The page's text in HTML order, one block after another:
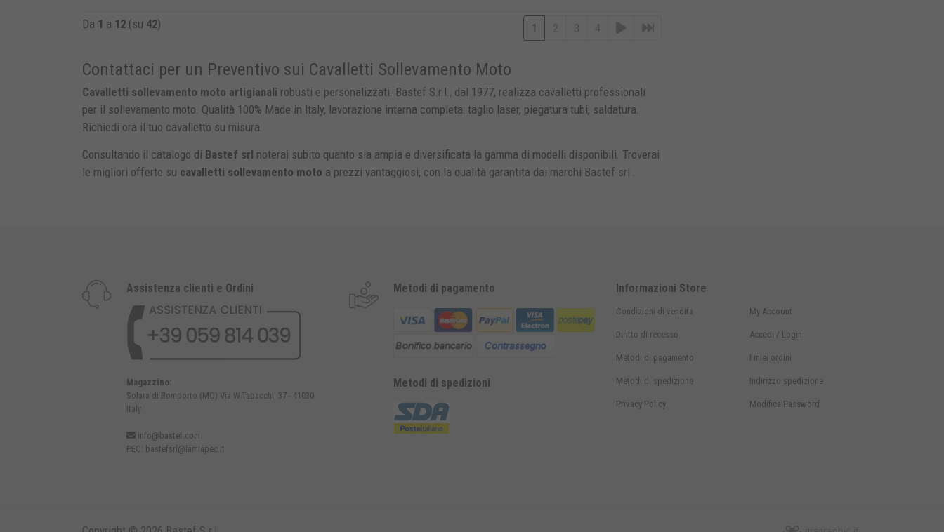
Da 1 a 12 (su 42) 1 2 3 4
Contattaci per un Preventivo sui Cavalletti Sollevamento Moto
Cavalletti sollevamento moto artigianali robusti e personalizzati. Bastef S.r.l., dal 1977, realizza cavalletti professionali
per il sollevamento moto. Qualità 100% Made in Italy, lavorazione interna completa: taglio laser, piegatura tubi, saldatura.
Richiedi ora il tuo cavalletto su misura.
Consultando il catalogo di Bastef srl noterai subito quanto sia ampia e diversificata la gamma di modelli disponibili. Troverai
le migliori offerte su cavalletti sollevamento moto a prezzi vantaggiosi, con la qualità garantita dai marchi Bastef srl
Assistenza clienti e Ordini
Magazzino:
Solara di Bomporto (MO) Via W.Tabacchi, 37 - 41030
Italy
info@bastef.com
PEC: bastefsrl@lamiapec.it
Metodi di pagamento
Metodi di spedizioni
Informazioni Store
Condizioni di vendita
Diritto di recesso
Metodi di pagamento
Metodi di spedizione
Privacy Policy
My Account
Accedi / Login
I miei ordini
Indirizzo spedizione
Modifica Password